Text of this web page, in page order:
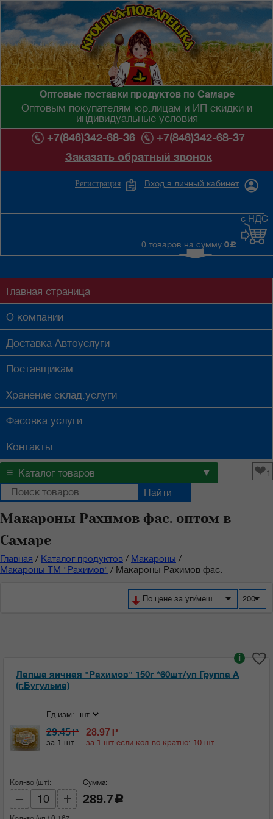
Оптовые поставки продуктов по Самаре
Оптовым покупателям юр.лицам и ИП скидки и
индивидуальные условия
+7(846)342-68-36
+7(846)342-68-37
Заказать обратный звонок
Вход в личный кабинет
Регистрация
0 товаров на сумму 0 c
с НДС
Главная страница
О компании
Доставка Автоуслуги
Поставщикам
Хранение склад.услуги
Фасовка услуги
Контакты
≡ Каталог товаров ▼ ❤1
Макароны Рахимов фас. оптом в
Самаре
Главная / Каталог продуктов / Макароны /
Макароны ТМ "Рахимов" / Макароны Рахимов фас.
200
По цене за уп/меш
Лапша яичная "Рахимов" 150г *60шт/уп Группа А
(г.Бугульма)
i
Ед.изм:
29.45c
за 1 шт
28.97 c
за 1 шт если кол-во кратно: 10 шт
Кол-во (шт): Сумма:
289.7 c